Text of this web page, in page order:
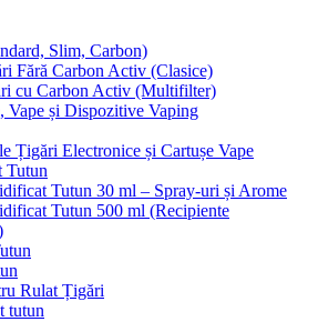
Slim, Carbon)
Fără Carbon Activ (Clasice)
cu Carbon Activ (Multifilter)
Vape și Dispozitive Vaping
Țigări Electronice și Cartușe Vape
Tutun
Tutun 30 ml – Spray-uri și Arome
Tutun 500 ml (Recipiente
Rulat Țigări
tutun